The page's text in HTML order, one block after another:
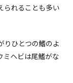
られることも多い
りひとつの鰭のよ
ミヘビは尾鰭がな